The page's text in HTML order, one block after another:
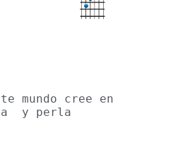
mundo cree en
y perla